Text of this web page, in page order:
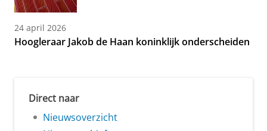
24 april 2026
Hoogleraar Jakob de Haan koninklijk onderscheiden
Direct naar
Nieuwsoverzicht